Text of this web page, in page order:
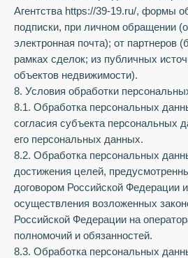
Агентства https://39-19.ru/, формы
подписки, при личном обращении
электронная почта); от партнеров
рамках сделок; из публичных
объектов недвижимости).
8. Условия обработки
8.1. Обработка персональных
согласия субъекта персональных
его персональных данных.
8.2. Обработка персональных
достижения целей,
договором Российской Федерации
осуществления возложенных
Российской Федерации на
полномочий и обязанностей.
8.3. Обработка персональных